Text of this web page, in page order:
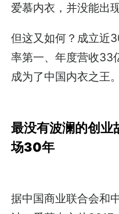
爱慕内衣，并没能出
但这又如何？成立近
率第一、年度营收
成为了中国内衣之王。
最没有波澜的创业
场30年
据中国商业联合会和